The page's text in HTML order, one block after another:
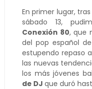
En primer lugar,
sábado 13,
Conexión 80, que
del pop español
estupendo repaso
las nuevas
los más jóvenes
de DJ que duró